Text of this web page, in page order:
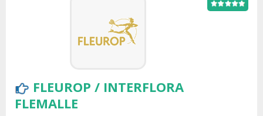
FLEUROP / INTERFLORA
FLEMALLE